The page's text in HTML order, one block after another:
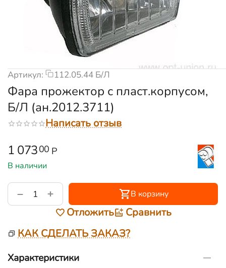
Артикул: 112.05.44 Б/Л
Фара прожектор с пласт.корпусом,
Б/Л (ан.2012.3711)
Написать отзыв
1 07300 Р
В наличии
+
− В корзину
Отложить
Сравнить
КАК СДЕЛАТЬ ЗАКАЗ?
Характеристики